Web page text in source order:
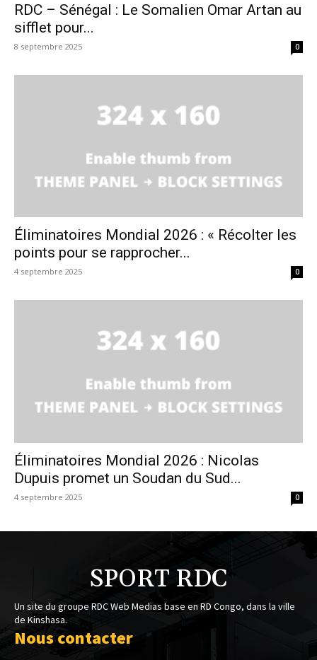
RDC – Sénégal : Le Somalien Omar Artan au
sifflet pour...
8 septembre 2025 0
Éliminatoires Mondial 2026 : « Récolter les
points pour se rapprocher...
4 septembre 2025 0
Éliminatoires Mondial 2026 : Nicolas
Dupuis promet un Soudan du Sud...
4 septembre 2025 0
SPORT RDC
Un site du groupe RDC Web Medias base en RD Congo, dans la ville
de Kinshasa.
Nous contacter